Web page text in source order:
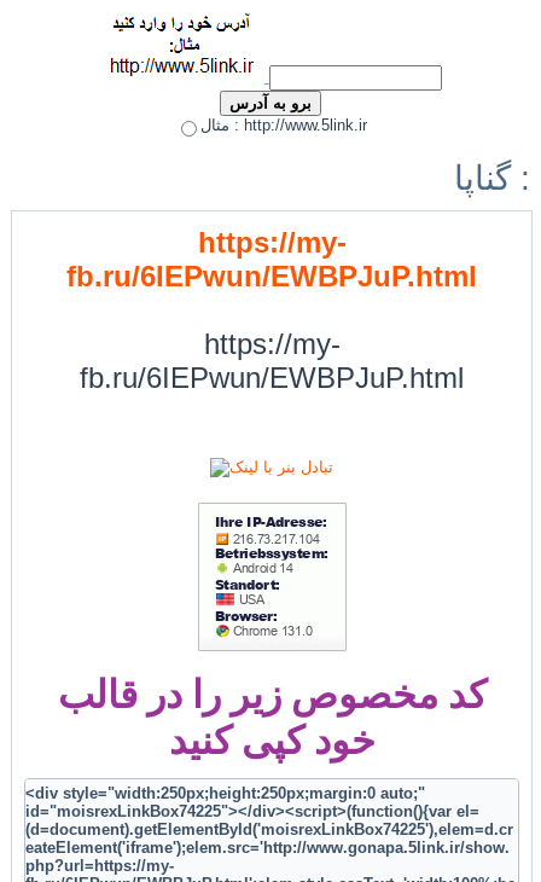
مثال : http://www.5link.ir
گناپا :
https://my-
fb.ru/6IEPwun/EWBPJuP.html
https://my-
fb.ru/6IEPwun/EWBPJuP.html
کد مخصوص زیر را در قالب
خود کپی کنید